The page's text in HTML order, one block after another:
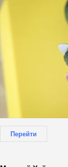
Перейти